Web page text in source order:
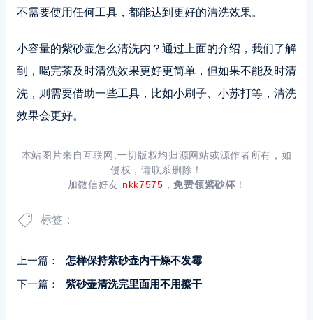
不需要使用任何工具，都能达到更好的清洗效果。
小容量的紫砂壶怎么清洗内？通过上面的介绍，我们了解
到，喝完茶及时清洗效果更好更简单，但如果不能及时清
洗，则需要借助一些工具，比如小刷子、小苏打等，清洗
效果会更好。
本站图片来自互联网,一切版权均归源网站或源作者所有，如
侵权，请联系删除！
加微信好友 nkk7575 ，免费领紫砂杯！
标签：
上一篇：
怎样保持紫砂壶内干燥不发霉
下一篇：
紫砂壶清洗完里面用不用擦干